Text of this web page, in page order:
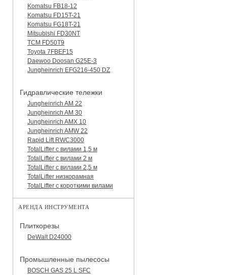
Komatsu FB18-12
Komatsu FD15T-21
Komatsu FG18T-21
Mitsubishi FD30NT
TCM FD50T9
Toyota 7FBEF15
Daewoo Doosan G25E-3
Jungheinrich EFG216-450 DZ
Гидравлические тележки
Jungheinrich AM 22
Jungheinrich AM 30
Jungheinrich AMX 10
Jungheinrich AMW 22
Rapid Lift RWC3000
TotalLifter с вилами 1,5 м
TotalLifter с вилами 2 м
TotalLifter с вилами 2,5 м
TotalLifter низкорамная
TotalLifter с короткими вилами
АРЕНДА ИНСТРУМЕНТА
Плиткорезы
DeWalt D24000
Промышленные пылесосы
BOSCH GAS 25 L SFC